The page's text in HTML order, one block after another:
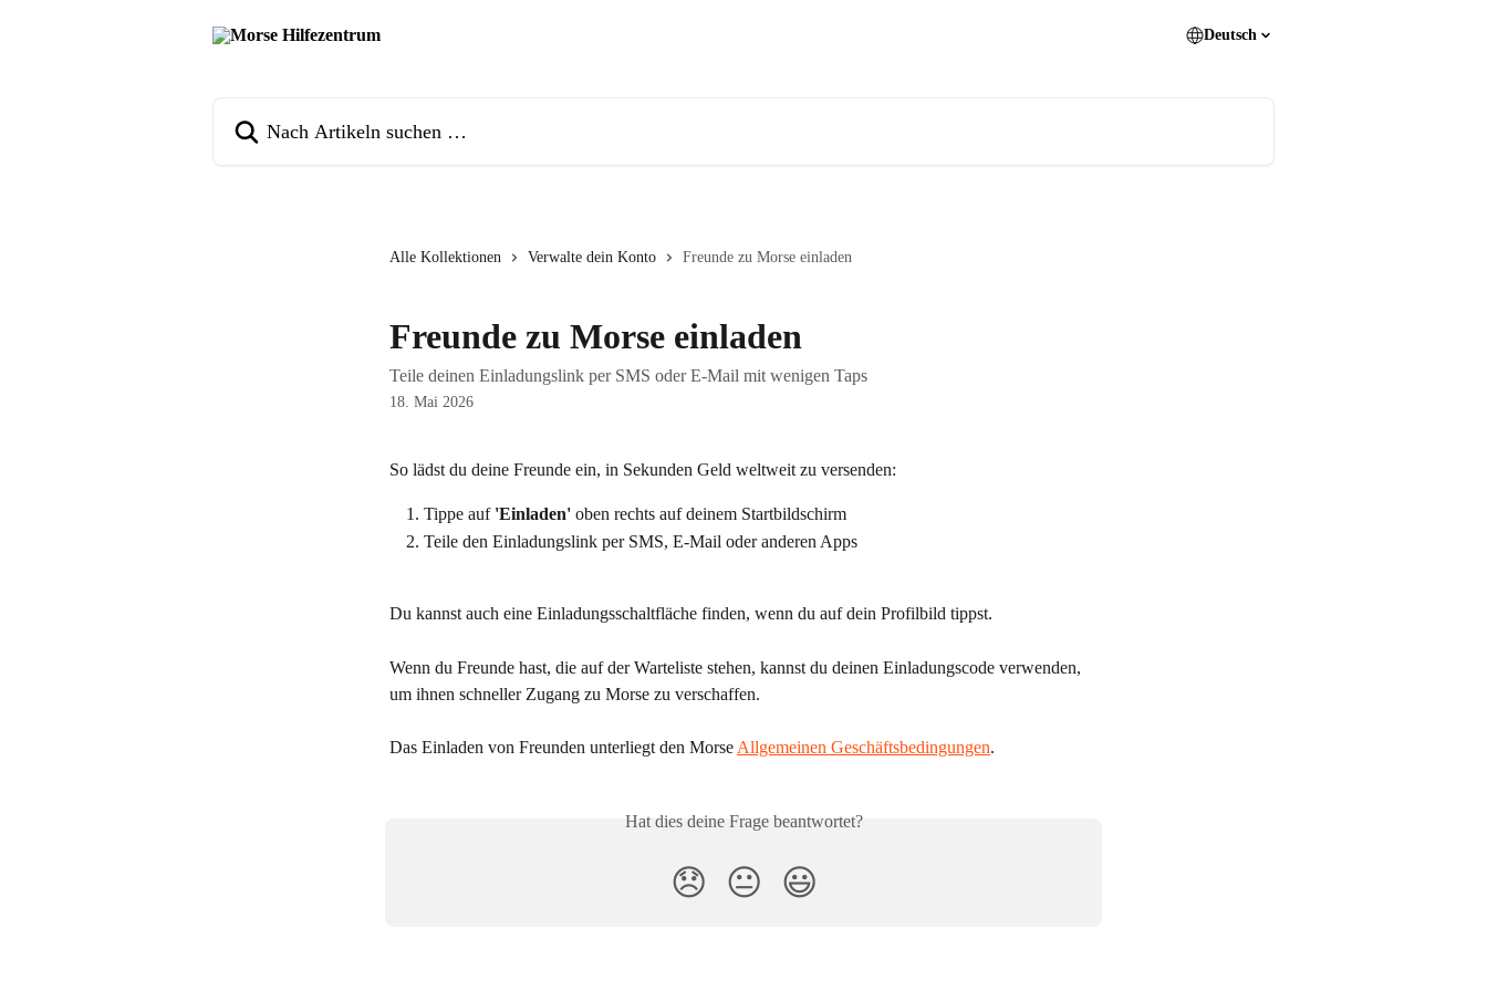
Deutsch
Alle Kollektionen Verwalte dein Konto Freunde zu Morse einladen
Freunde zu Morse einladen
Teile deinen Einladungslink per SMS oder E-Mail mit wenigen Taps
18. Mai 2026
So lädst du deine Freunde ein, in Sekunden Geld weltweit zu versenden:
Tippe auf 'Einladen' oben rechts auf deinem Startbildschirm
Teile den Einladungslink per SMS, E-Mail oder anderen Apps
Du kannst auch eine Einladungsschaltfläche finden, wenn du auf dein Profilbild tippst.
Wenn du Freunde hast, die auf der Warteliste stehen, kannst du deinen Einladungscode verwenden,
um ihnen schneller Zugang zu Morse zu verschaffen.
Das Einladen von Freunden unterliegt den Morse Allgemeinen Geschäftsbedingungen.
Hat dies deine Frage beantwortet?
😞 😐 😃